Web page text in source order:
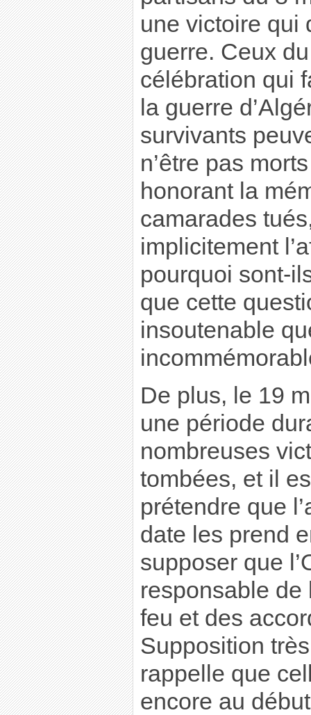
une victoire qui
guerre. Ceux
célébration qui
la guerre
survivants
n’être pas
honorant la
camarades
implicitement
pourquoi sont-
que cette
insoutenable
De plus, le 19
une période
nombreuses
tombées, et il
prétendre que
date les prend
supposer que
responsable de
feu et des
Supposition
rappelle que
encore au